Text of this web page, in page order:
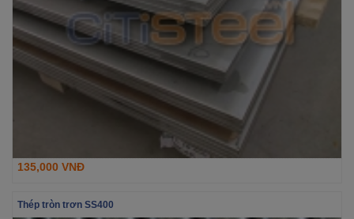
135,000 VNĐ
Thép tròn trơn SS400